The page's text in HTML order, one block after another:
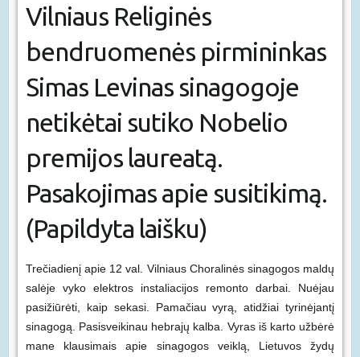
Vilniaus Religinės
bendruomenės pirmininkas
Simas Levinas sinagogoje
netikėtai sutiko Nobelio
premijos laureatą.
Pasakojimas apie susitikimą.
(Papildyta laišku)
Trečiadienį apie 12 val. Vilniaus Choralinės sinagogos maldų
salėje vyko elektros instaliacijos remonto darbai. Nuėjau
pasižiūrėti, kaip sekasi. Pamačiau vyrą, atidžiai tyrinėjantį
sinagogą. Pasisveikinau hebrajų kalba. Vyras iš karto užbėrė
mane klausimais apie sinagogos veiklą, Lietuvos žydų